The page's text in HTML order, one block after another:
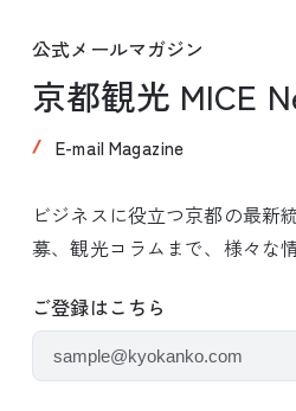
公式メールマガジン
京都観光 MICE
E-mail Magazine
ビジネスに役立つ京都の最新
募、観光コラムまで、様々な
ご登録はこちら